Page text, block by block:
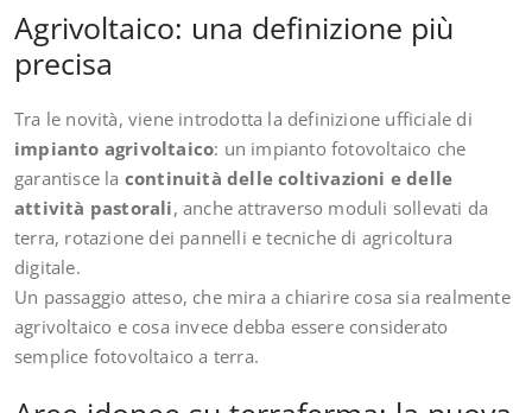
Agrivoltaico: una definizione più
precisa
Tra le novità, viene introdotta la definizione ufficiale di
impianto agrivoltaico: un impianto fotovoltaico che
garantisce la continuità delle coltivazioni e delle
attività pastorali, anche attraverso moduli sollevati da
terra, rotazione dei pannelli e tecniche di agricoltura
digitale.
Un passaggio atteso, che mira a chiarire cosa sia realmente
agrivoltaico e cosa invece debba essere considerato
semplice fotovoltaico a terra.